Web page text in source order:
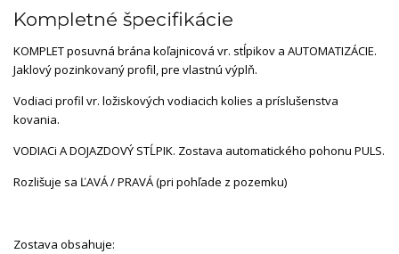
Kompletné špecifikácie
KOMPLET posuvná brána koľajnicová vr. stĺpikov a AUTOMATIZÁCIE.
Jaklový pozinkovaný profil, pre vlastnú výplň.
Vodiaci profil vr. ložiskových vodiacich kolies a príslušenstva
kovania.
VODIACi A DOJAZDOVÝ STĹPIK. Zostava automatického pohonu PULS.
Rozlišuje sa ĽAVÁ / PRAVÁ (pri pohľade z pozemku)
Zostava obsahuje: